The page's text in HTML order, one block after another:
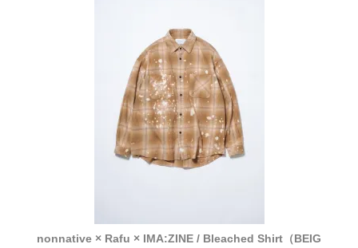
nonnative × Rafu × IMA:ZINE / Bleached Shirt（BEIG